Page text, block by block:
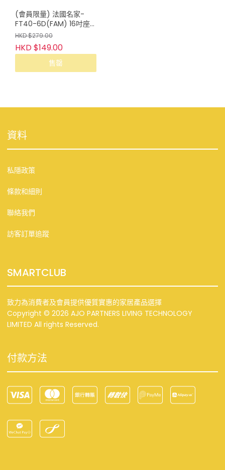
(會員限量) 法國名家-
FT40-6D(FAM) 16吋座
檯扇
HKD $279.00
HKD $149.00
售罄
資料
私隱政策
條款和細則
聯絡我們
訪客訂單追蹤
SMARTCLUB
致力為消費者及會員提供優質實惠的家居產品選擇
Copyright © 2026 AJO PARTNERS LIVING TECHNOLOGY
LIMITED All rights Reserved.
付款方法